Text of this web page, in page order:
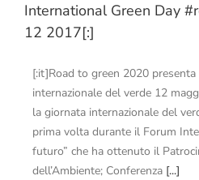
International Green Day
12 2017[:]
[:it]Road to green 2020
internazionale del verde 12
la giornata internazionale del
prima volta durante il Forum
futuro” che ha ottenuto il
dell’Ambiente; Conferenza [...]